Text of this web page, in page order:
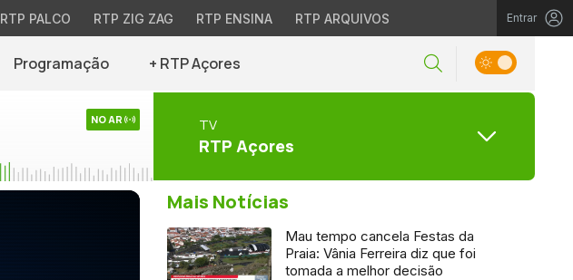
RTP PALCO RTP ZIG ZAG RTP ENSINA RTP ARQUIVOS Entrar
Programação + RTP Açores
NO AR TV
RTP Açores
Mais Notícias
Mau tempo cancela Festas da
Praia: Vânia Ferreira diz que foi
tomada a melhor decisão